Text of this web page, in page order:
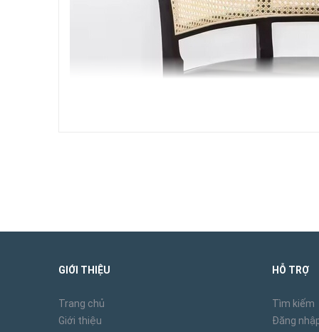
Sự tinh tế trong từng chi tiết:
GIỚI THIỆU
Trang chủ
Giới thiệu
HỖ TRỢ
Tìm kiếm
Đăng